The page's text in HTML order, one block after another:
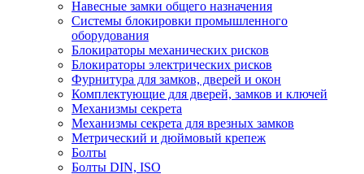
Навесные замки общего назначения
Системы блокировки промышленного
оборудования
Блокираторы механических рисков
Блокираторы электрических рисков
Фурнитура для замков, дверей и окон
Комплектующие для дверей, замков и ключей
Механизмы секрета
Механизмы секрета для врезных замков
Метрический и дюймовый крепеж
Болты
Болты DIN, ISO